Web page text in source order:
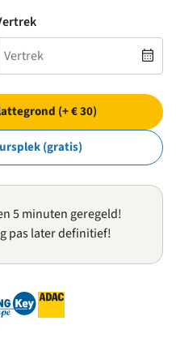
(+ € 30)
(gratis)
5 minuten geregeld!
pas later definitief!